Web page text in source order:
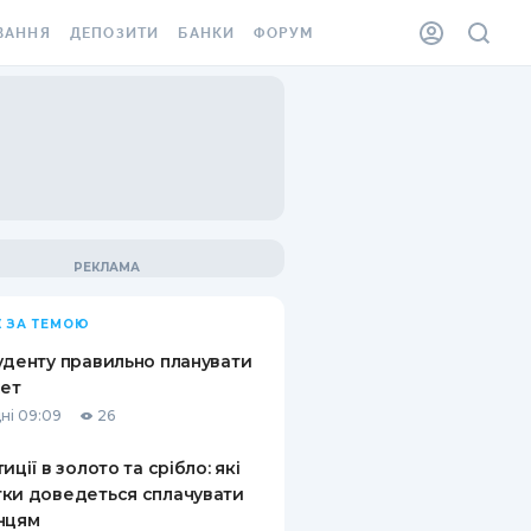
ВІНЬЄТКА
ВІД
ВИПАДКІВ
ДЕПОЗИТИ
ПИТАННЯ ТА ВІДПОВІДІ
ПУТІВНИКИ ПО
БАНКИ ФОРУМ
ЗА ТЕМОЮ
правильно планувати
09:09 26
в золото та срібло: які
доведеться сплачувати